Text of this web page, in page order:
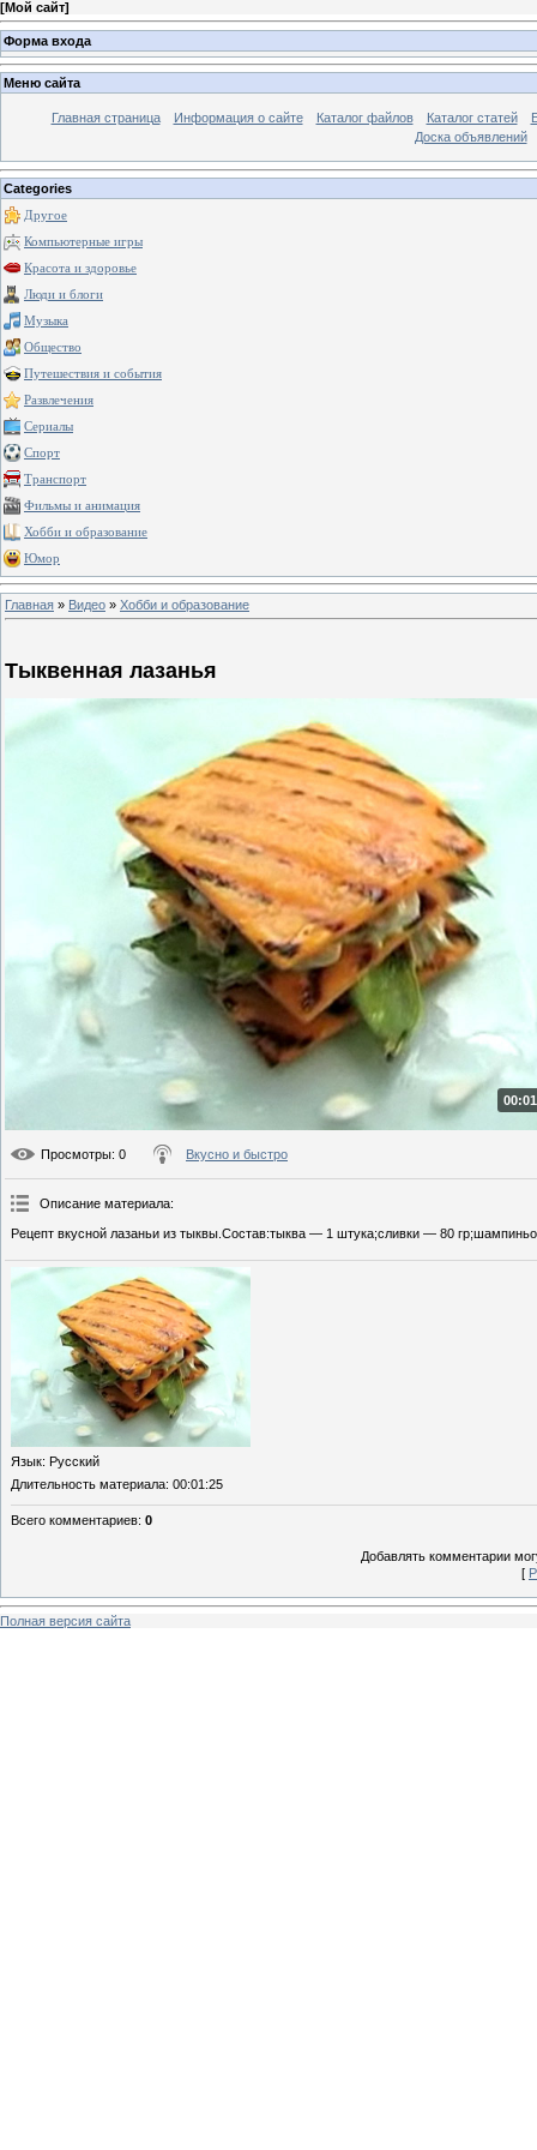
[Мой сайт]
Форма входа
Меню сайта
Главная страница Информация о сайте Каталог файлов Каталог статей
Доска объявлений
Categories
Другое
Компьютерные игры
Красота и здоровье
Люди и блоги
Музыка
Общество
Путешествия и события
Развлечения
Сериалы
Спорт
Транспорт
Фильмы и анимация
Хобби и образование
Юмор
Главная » Видео » Хобби и образование
Тыквенная лазанья
Просмотры: 0 Вкусно и быстро
Описание материала:
Рецепт вкусной лазаньи из тыквы.Состав:тыква — 1 штука;сливки — 80
Язык: Русский
Длительность материала: 00:01:25
Всего комментариев: 0
Добавлять комментарии
[
Полная версия сайта